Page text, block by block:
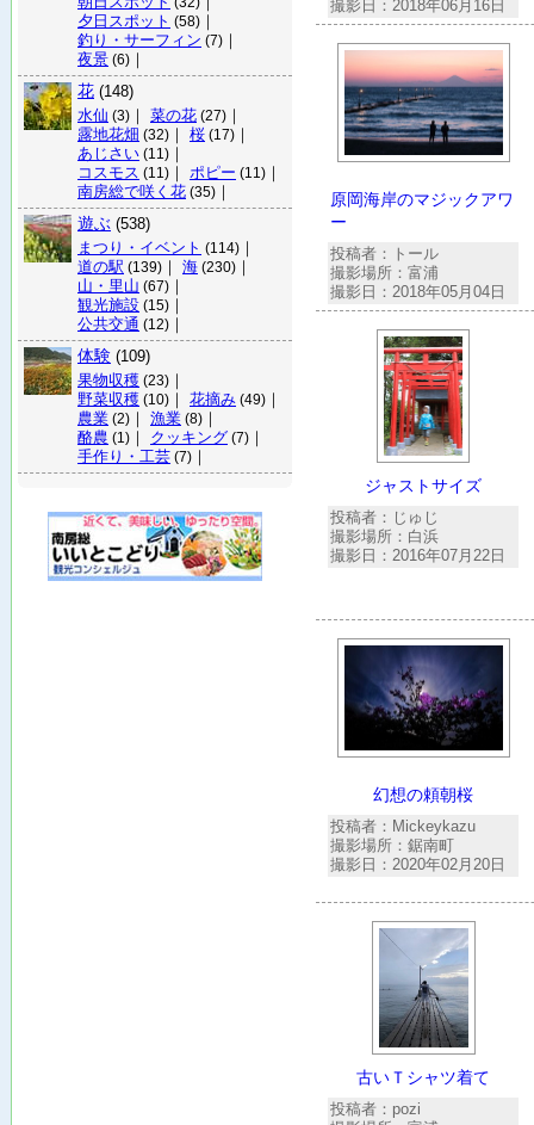
夕日スポット (58) ｜
釣り・サーフィン (7) ｜
夜景 (6) ｜
花 (148)
水仙 (3) ｜ 菜の花 (27) ｜
露地花畑 (32) ｜ 桜 (17) ｜
あじさい (11) ｜
コスモス (11) ｜ ポピー (11) ｜
南房総で咲く花 (35) ｜
遊ぶ (538)
まつり・イベント (114) ｜
道の駅 (139) ｜ 海 (230) ｜
山・里山 (67) ｜
観光施設 (15) ｜
公共交通 (12) ｜
体験 (109)
果物収穫 (23) ｜
野菜収穫 (10) ｜ 花摘み (49) ｜
農業 (2) ｜ 漁業 (8) ｜
酪農 (1) ｜ クッキング (7) ｜
手作り・工芸 (7) ｜
撮影日：2018年06月16日
原岡海岸のマジックアワ
ー
投稿者：トール
撮影場所：富浦
撮影日：2018年05月04日
ジャストサイズ
投稿者：じゅじ
撮影場所：白浜
撮影日：2016年07月22日
幻想の頼朝桜
投稿者：Mickeykazu
撮影場所：鋸南町
撮影日：2020年02月20日
古いＴシャツ着て
投稿者：pozi